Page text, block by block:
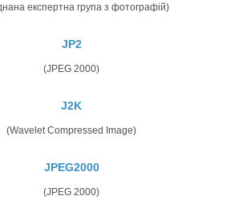
експертна група з фотографій)
JP2
(JPEG 2000)
J2K
(Wavelet Compressed Image)
JPEG2000
(JPEG 2000)